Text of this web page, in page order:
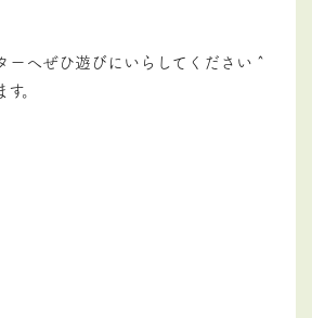
ーへぜひ遊びにいらしてください＾
。